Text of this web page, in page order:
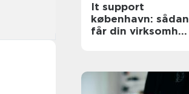
It support
københavn: sådan
får din virksomhed